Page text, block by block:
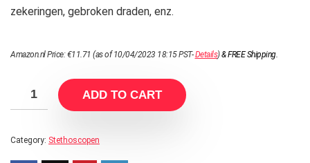
zekeringen, gebroken draden, enz.
Amazon.nl Price:€11.71 (as of 10/04/2023 18:15 PST-Details)&FREE Shipping.
ADD TO CART
Category: Stethoscopen